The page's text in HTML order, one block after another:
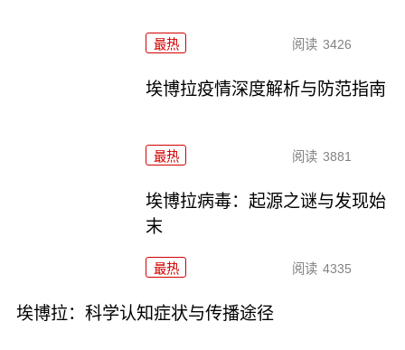
最热 阅读 3426
埃博拉疫情深度解析与防范指南
最热 阅读 3881
埃博拉病毒：起源之谜与发现始
末
最热 阅读 4335
埃博拉：科学认知症状与传播途径